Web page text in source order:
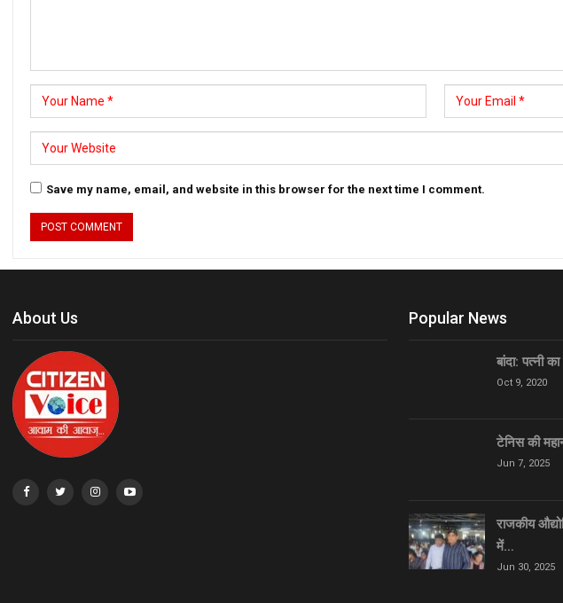
Save my name, email, and website in this browser for the next time I comment.
About Us Popular News
बांदा: पत्नी
Oct 9, 2020
टेनिस की
Jun 7, 2025
राजकीय
में…
Jun 30, 2025